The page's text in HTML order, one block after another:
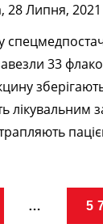
28 Липня, 2021
33
лікувальним
… 5